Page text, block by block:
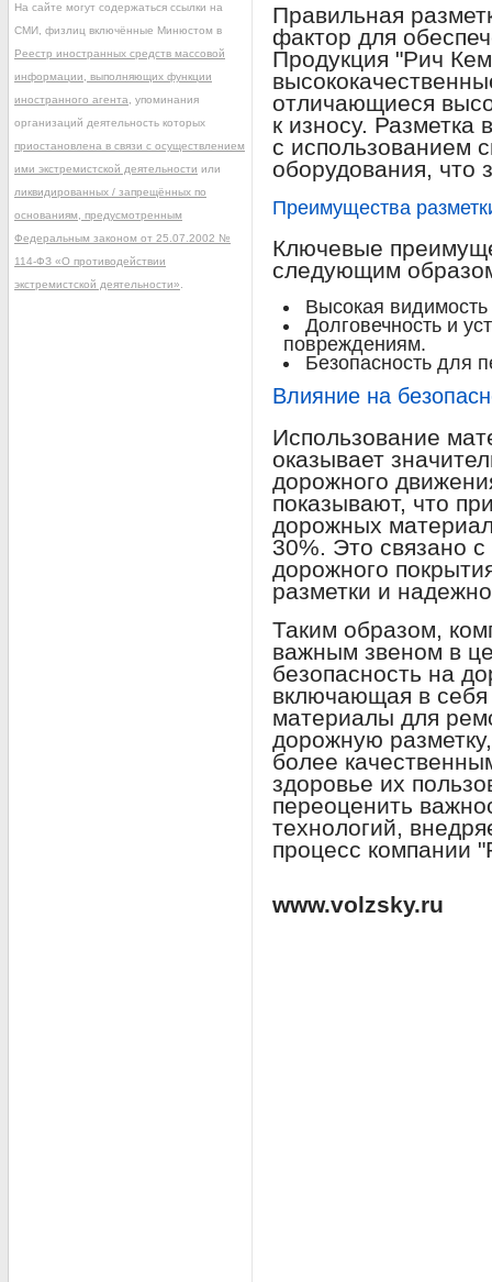
Правильная
фактор для
Продукция "Рич
отличающиеся
к износу. Разметка
с использованием
оборудования, что
Преимущества
Ключевые
следующим
Высокая
Долговечность и
повреждениям.
Безопасность для
Влияние на
Использование
оказывает
дорожного
показывают, что
дорожных
30%. Это связано
дорожного
разметки и
Таким образом,
важным звеном в
безопасность на
включающая в
материалы для
дорожную
более
здоровье их
переоценить
технологий,
процесс компании
www.volzsky.ru
На сайте могут содержаться ссылки на
СМИ, физлиц включённые Минюстом в
Реестр иностранных средств массовой
информации, выполняющих функции
иностранного агента , упоминания
организаций деятельность которых
приостановлена в связи с осуществлением
ими экстремистской деятельности или
ликвидированных / запрещённых по
основаниям, предусмотренным
Федеральным законом от 25.07.2002 №
114-ФЗ «О противодействии
экстремистской деятельности»